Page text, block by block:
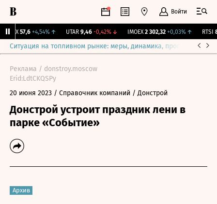
Войти
57,6 +4,54%↑ UTAR 9,46 -0,42%↓ IMOEX 2 302,32 +0,03%↑ RTSI
Ситуация на топливном рынке: меры, динамика, прогнозы
Реклама / donstroy.moscow
Erid:LdtCKQSPy
20 июня 2023 / Справочник компаний / Донстрой
Донстрой устроит праздник лени в
парке «Событие»
Архив